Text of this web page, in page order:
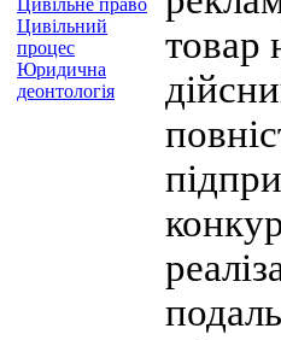
Цивільне право
Цивільний
процес
Юридична
деонтологія
товар